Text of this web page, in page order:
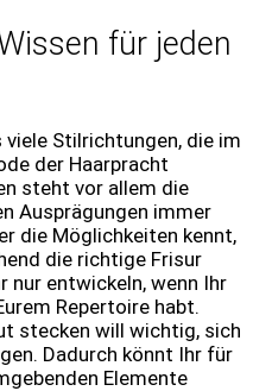
für jeden
Stilrichtungen, die im
der Haarpracht
steht vor allem die
Ausprägungen immer
die Möglichkeiten kennt,
die richtige Frisur
nur entwickeln, wenn Ihr
Repertoire habt.
stecken will wichtig, sich
Dadurch könnt Ihr für
Elemente